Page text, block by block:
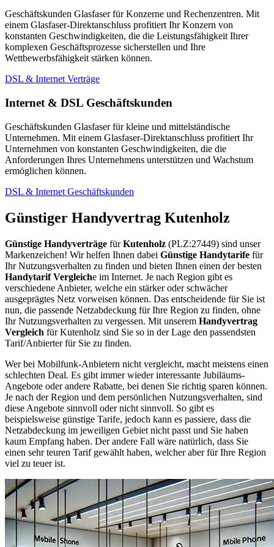
Geschäftskunden Glasfaser für Konzerne und Rechenzentren. Mit
einem Glasfaser-Direktanschluss profitiert Ihr Konzern von
konstanten Geschwindigkeiten, die die Leistungsfähigkeit Ihrer
komplexen Geschäftsprozesse sicherstellen und Ihre
Wettbewerbsfähigkeit stärken können.
DSL & Internet Verträge
Internet & DSL Geschäftskunden
Geschäftskunden Glasfaser für kleine und mittelständische
Unternehmen. Mit einem Glasfaser-Direktanschluss profitiert Ihr
Unternehmen von konstanten Geschwindigkeiten, die die
Anforderungen Ihres Unternehmens unterstützen und Wachstum
ermöglichen können.
DSL & Internet Geschäftskunden
Günstiger Handyvertrag Kutenholz
Günstige Handyverträge fürKutenholz (PLZ:27449) sind unser
Markenzeichen! Wir helfen Ihnen dabei Günstige Handytarife für
Ihr Nutzungsverhalten zu finden und bieten Ihnen einen der besten
Handytarif Vergleiche im Internet. Je nach Region gibt es
verschiedene Anbieter, welche ein stärker oder schwächer
ausgeprägtes Netz vorweisen können. Das entscheidende für Sie ist
nun, die passende Netzabdeckung für Ihre Region zu finden, ohne
Ihr Nutzungsverhalten zu vergessen. Mit unserem Handyvertrag
Vergleich für Kutenholz sind Sie so in der Lage den passendsten
Tarif/Anbierter für Sie zu finden.
Wer bei Mobilfunk-Anbietern nicht vergleicht, macht meistens einen
schlechten Deal. Es gibt immer wieder interessante Jubiläums-
Angebote oder andere Rabatte, bei denen Sie richtig sparen können.
Je nach der Region und dem persönlichen Nutzungsverhalten, sind
diese Angebote sinnvoll oder nicht sinnvoll. So gibt es
beispielsweise günstige Tarife, jedoch kann es passiere, dass die
Netzabdeckung im jeweiligen Gebiet nicht passt und Sie haben
kaum Empfang haben. Der andere Fall wäre natürlich, dass Sie
einen sehr teuren Tarif gewählt haben, welcher aber für Ihre Region
viel zu teuer ist.